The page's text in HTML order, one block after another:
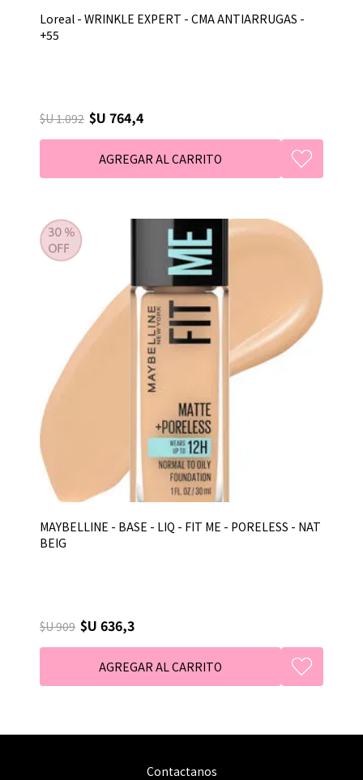
Loreal - WRINKLE EXPERT - CMA ANTIARRUGAS -
+55
$U 1.092 $U 764,4
MAYBELLINE - BASE - LIQ - FIT ME - PORELESS - NAT
BEIG
$U 909 $U 636,3
Contactanos